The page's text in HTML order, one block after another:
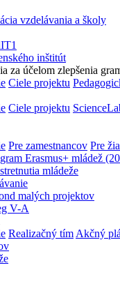
vzdelávania a školy
inštitút
za účelom zlepšenia
Ciele projektu
Ciele projektu
Pre zamestnancov Pre
Erasmus+ mládež
mládeže
malých projektov
V-A
Realizačný tím Akčný